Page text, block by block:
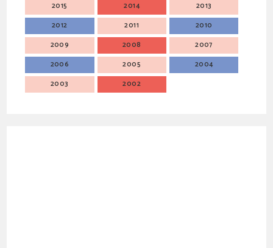
2015
2014
2013
2012
2011
2010
2009
2008
2007
2006
2005
2004
2003
2002